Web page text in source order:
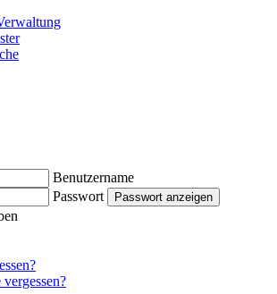
Benutzername
Passwort
Passwort anzeigen